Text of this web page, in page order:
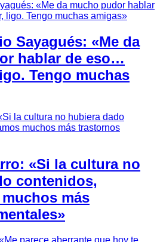
Sayagués: «Me da
hablar de eso…
Tengo muchas
«Si la cultura no
contenidos,
más